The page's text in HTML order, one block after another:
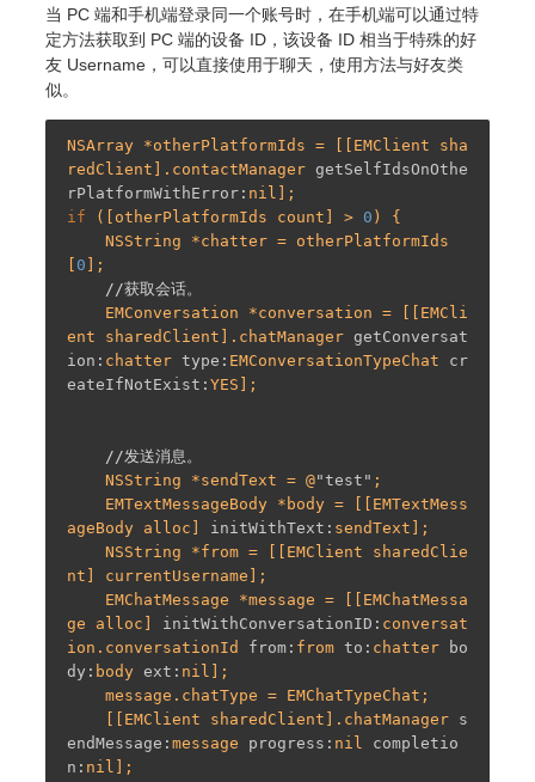
当 PC 端和手机端登录同一个账号时，在手机端可以通过特
定方法获取到 PC 端的设备 ID，该设备 ID 相当于特殊的好
友 Username，可以直接使用于聊天，使用方法与好友类
似。
NSArray *otherPlatformIds = [[EMClient sha
redClient].contactManager getSelfIdsOnOthe
rPlatformWithError:
if ([otherPlatformIds count] > 0 ) {
0 ];
//获取会话。
ent sharedClient].chatManager getConversat
ion: chatter type: EMConversationTypeChat cr
eateIfNotExist: YES];
//发送消息。
    NSString *sendText = @
"test" ;
ageBody alloc] initWithText: sendText];
nt] currentUsername];
ge alloc] initWithConversationID: conversat
ion.conversationId from: from to: chatter
bo
dy: body ext: nil];
    [[EMClient sharedClient].chatManager
s
endMessage: message progress: nil completio
n: nil];